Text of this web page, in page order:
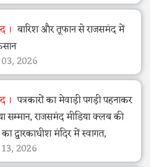
बारिश और तूफान से राजसमंद में
2026
पत्रकारों का मेवाड़ी पगड़ी पहनाकर
सम्मान, राजसमंद मीडिया क्लब की
द्वारकाधीश मंदिर में स्वागत,
2026